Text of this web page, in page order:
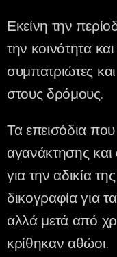
Εκείνη την
την κοινότητα
συμπατριώτες
στους δρόμους.
Τα επεισόδια
αγανάκτησης
για την αδικία
δικογραφία για
αλλά μετά από
κρίθηκαν αθώοι.